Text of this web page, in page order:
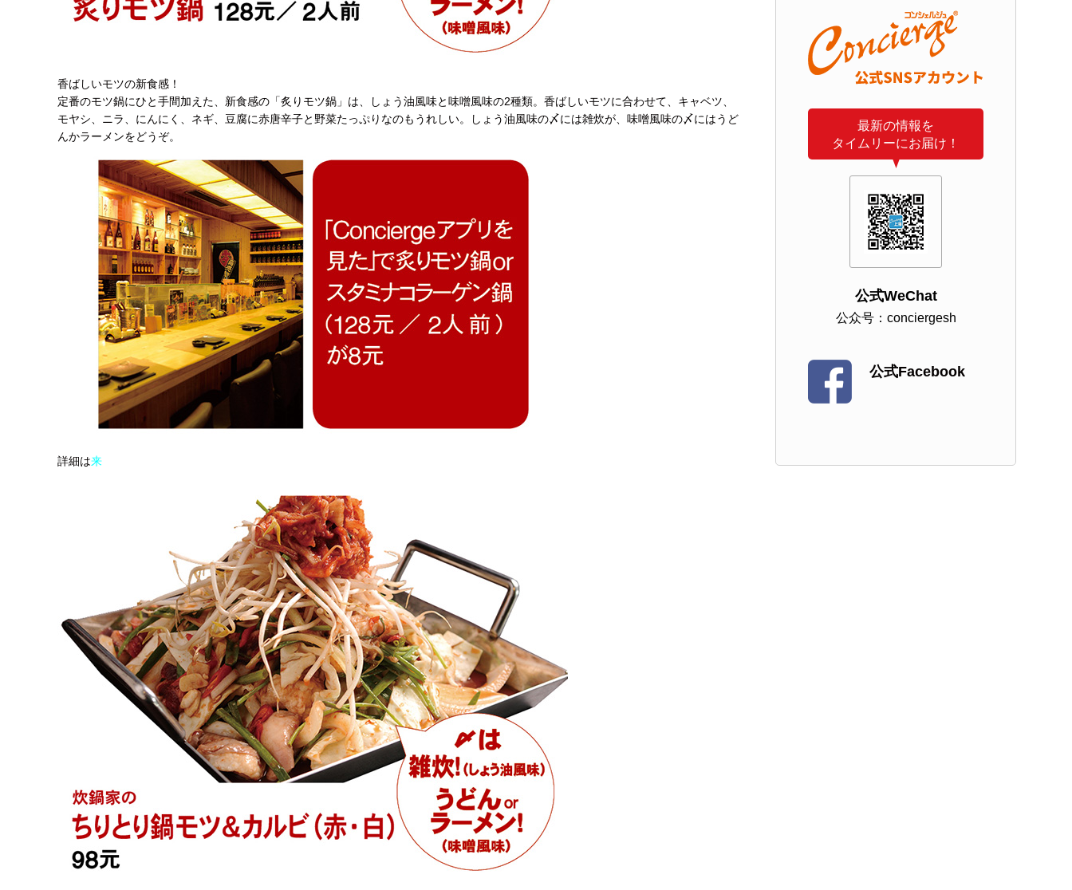
香ばしいモツの新食感！
定番のモツ鍋にひと手間加えた、新食感の「炙りモツ鍋」は、しょう油風味と味噌風味の2種類。香ばしいモツに合わせて、キャベツ、
モヤシ、ニラ、にんにく、ネギ、豆腐に赤唐辛子と野菜たっぷりなのもうれしい。しょう油風味の〆には雑炊が、味噌風味の〆にはうど
んかラーメンをどうぞ。
詳細は来
最新の情報を
タイムリーにお届け！
公式WeChat
公众号：conciergesh
公式Facebook